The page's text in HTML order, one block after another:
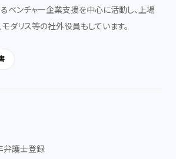
ベンチャー企業支援を中心に活動し、上場
ダリス等の社外役員もしています。
弁護士登録